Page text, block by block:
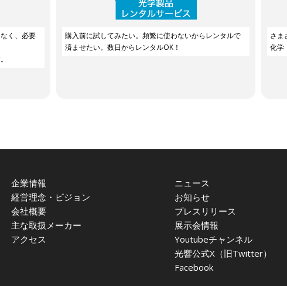
く、必要
購入前に試してみたい。頻繁に使わないからレンタルで
済ませたい。数日からレンタルOK！
さま
化学
企業情報
経営理念・ビジョン
会社概要
主な取扱メーカー
アクセス
ニュース
お知らせ
プレスリリース
展示会情報
Youtubeチャンネル
光響公式X（旧Twitter）
Facebook